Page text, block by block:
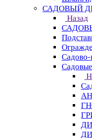
САДОВЫЙ
Назад
Садово-